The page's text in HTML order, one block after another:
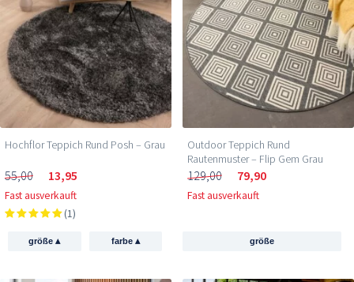
Hochflor Teppich Rund Posh – Grau
55,00 13,95
Fast ausverkauft
(1)
größe▴ farbe ▴
Outdoor Teppich Rund
Rautenmuster – Flip Gem Grau
129,00 79,90
Fast ausverkauft
größe